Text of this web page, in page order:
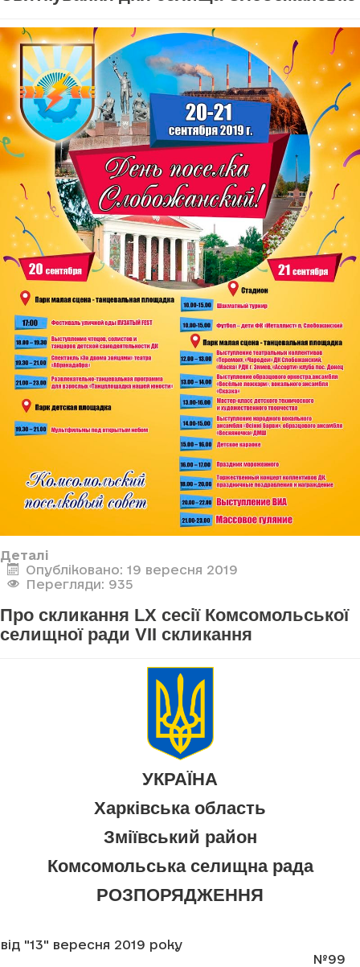
Деталі
Опубліковано: 19 вересня 2019
Перегляди: 935
Про скликання LX сесії Комсомольської
селищної ради VII скликання
УКРАЇНА
Харківська область
Зміївський район
Комсомольська селищна рада
РОЗПОРЯДЖЕННЯ
від "13" вересня 2019 року
№99